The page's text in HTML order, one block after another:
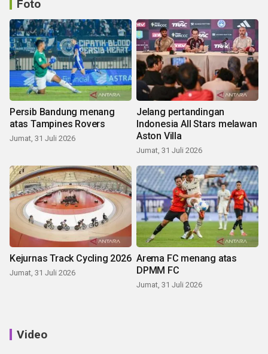
Foto
Persib Bandung menang
atas Tampines Rovers
Jumat, 31 Juli 2026
Jelang pertandingan
Indonesia All Stars melawan
Aston Villa
Jumat, 31 Juli 2026
Kejurnas Track Cycling 2026
Jumat, 31 Juli 2026
Arema FC menang atas
DPMM FC
Jumat, 31 Juli 2026
Video